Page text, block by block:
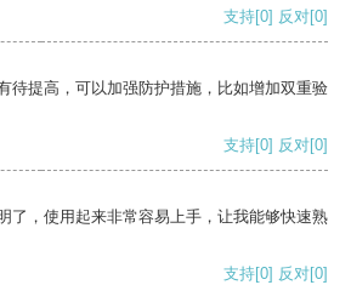
支持[0] 反对[0]
待提高，可以加强防护措施，比如增加双重验
支持[0] 反对[0]
了，使用起来非常容易上手，让我能够快速熟
支持[0] 反对[0]